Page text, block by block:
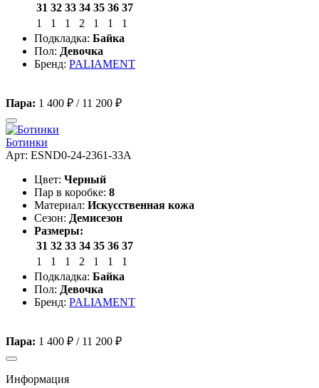
31 32 33 34 35 36 37
1
1 1 2 1 1
1
Подкладка: Байка
Пол: Девочка
Бренд: PALIAMENT
Пара: 1 400 ₽ / 11 200 ₽
Ботинки
Арт: ESND0-24-2361-33A
Цвет: Черный
Пар в коробке: 8
Материал: Искусственная кожа
Сезон: Демисезон
Размеры:
31 32 33 34 35 36 37
1
1 1 2 1 1
1
Подкладка: Байка
Пол: Девочка
Бренд: PALIAMENT
Пара: 1 400 ₽ / 11 200 ₽
Информация